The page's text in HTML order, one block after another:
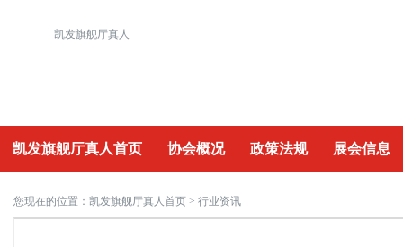
凯发旗舰厅真人
凯发旗舰厅真人首页 协会概况 政策法规 展会信息
重要活动
您现在的位置： 凯发旗舰厅真人首页 > 行业资讯